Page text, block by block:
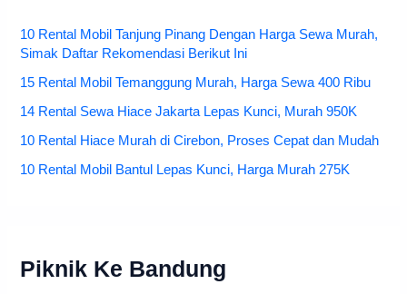
10 Rental Mobil Tanjung Pinang Dengan Harga Sewa Murah,
Simak Daftar Rekomendasi Berikut Ini
15 Rental Mobil Temanggung Murah, Harga Sewa 400 Ribu
14 Rental Sewa Hiace Jakarta Lepas Kunci, Murah 950K
10 Rental Hiace Murah di Cirebon, Proses Cepat dan Mudah
10 Rental Mobil Bantul Lepas Kunci, Harga Murah 275K
Piknik Ke Bandung